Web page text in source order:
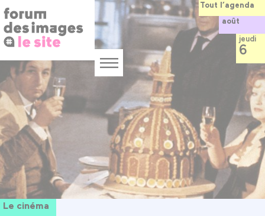
Panneau de gestion des cookies
au
contenu
principal
Menu
Le cinéma
Tout l’agenda
août
jeudi
6